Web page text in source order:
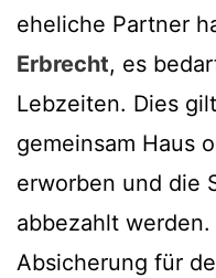
eheliche Partner
Erbrecht, es
Lebzeiten. Dies
gemeinsam Haus
erworben und die
abbezahlt
Absicherung für